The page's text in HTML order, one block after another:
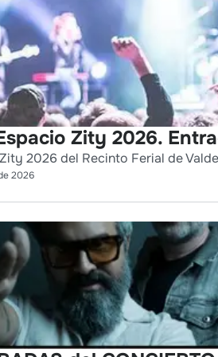
Zity 2026.
2026 del Recinto Ferial de
2026